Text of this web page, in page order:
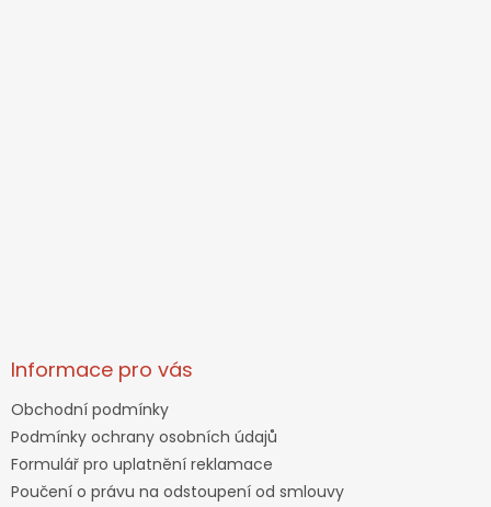
Informace pro vás
Obchodní podmínky
Podmínky ochrany osobních údajů
Formulář pro uplatnění reklamace
Poučení o právu na odstoupení od smlouvy